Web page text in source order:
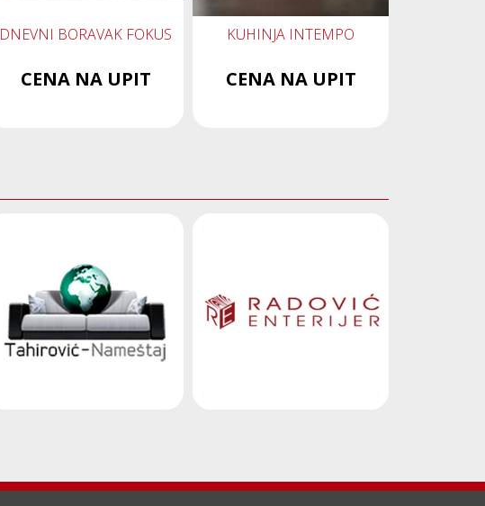
DNEVNI BORAVAK FOKUS
CENA NA UPIT
KUHINJA INTEMPO
CENA NA UPIT